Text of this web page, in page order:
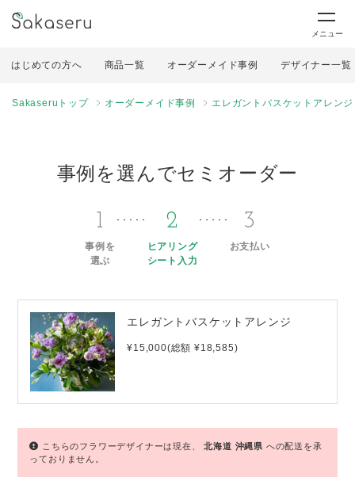
メニュー
はじめての方へ 商品一覧 オーダーメイド事例 デザイナー一覧
Sakaseruトップ オーダーメイド事例 エレガントバスケットアレンジ
事例を選んでセミオーダー
1
事例を
選ぶ
2
ヒアリング
シート入力
3
お支払い
エレガントバスケットアレンジ
¥15,000(総額 ¥18,585)
こちらのフラワーデザイナーは現在、北海道 沖縄県 への配送を承
っておりません。